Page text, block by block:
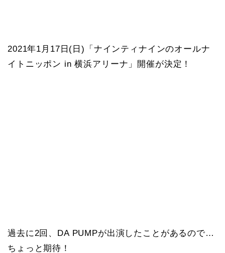
2021年1月17日(日)「ナインティナインのオールナ
イトニッポン in 横浜アリーナ」開催が決定！
過去に2回、DA PUMPが出演したことがあるので…
ちょっと期待！